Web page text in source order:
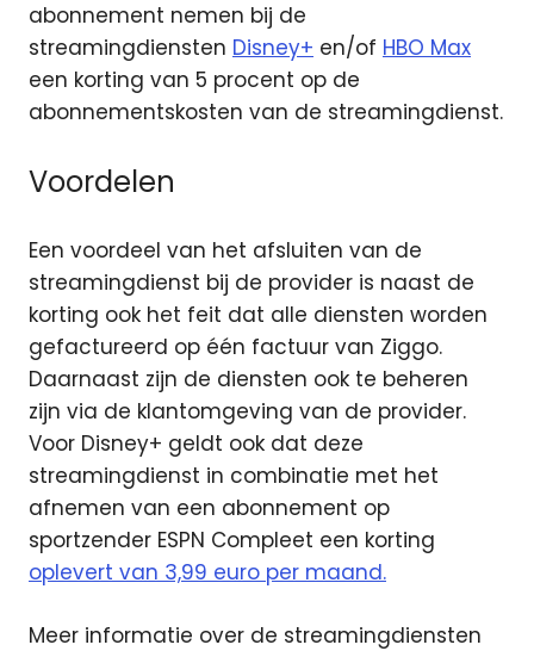
abonnement nemen bij de
streamingdiensten Disney+ en/of HBO Max
een korting van 5 procent op de
abonnementskosten van de streamingdienst.
Voordelen
Een voordeel van het afsluiten van de
streamingdienst bij de provider is naast de
korting ook het feit dat alle diensten worden
gefactureerd op één factuur van Ziggo.
Daarnaast zijn de diensten ook te beheren
zijn via de klantomgeving van de provider.
Voor Disney+ geldt ook dat deze
streamingdienst in combinatie met het
afnemen van een abonnement op
sportzender ESPN Compleet een korting
oplevert van 3,99 euro per maand.
Meer informatie over de streamingdiensten